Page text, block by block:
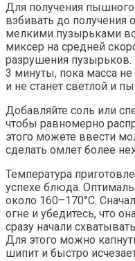
Для получения
взбивать до
мелкими пузырьками
миксер на средней
разрушения
3 минуты, пока масса
и не станет светлой и
Добавляйте соль или
чтобы равномерно
этого можете ввести
сделать омлет более
Температура
успехе блюда.
около 160–170°C.
огне и убедитесь, что
сразу начали
Для этого можно
шипит и быстро